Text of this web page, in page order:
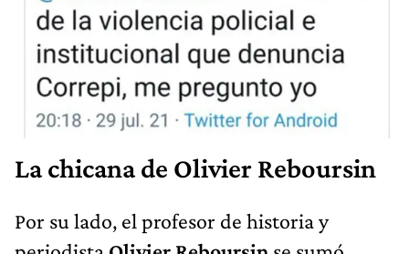
La chicana de Olivier Reboursin
Por su lado, el profesor de historia y